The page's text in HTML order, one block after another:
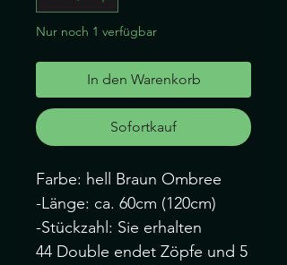
Nur noch 1 verfügbar
In den Warenkorb
Sofortkauf
Farbe: hell Braun Ombree
-Länge: ca. 60cm (120cm)
-Stückzahl: Sie erhalten
44 Double endet Zöpfe und 5